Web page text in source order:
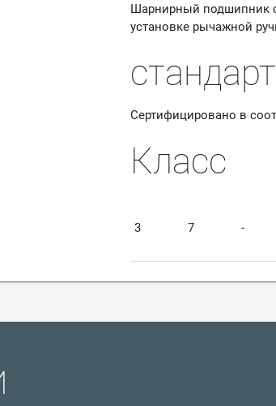
Шарнирный подшипник
установке рычажной
стандарт
Сертифицировано в
Класс
3 7 -